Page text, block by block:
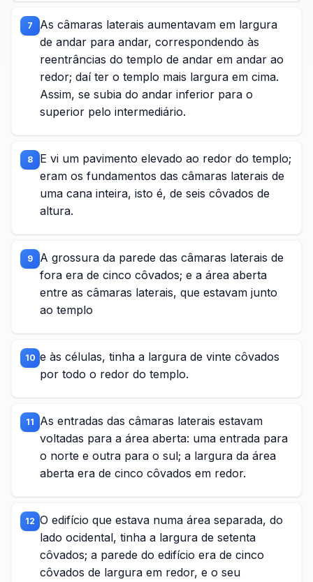
7
As câmaras laterais aumentavam em largura
de andar para andar, correspondendo às
reentrâncias do templo de andar em andar ao
redor; daí ter o templo mais largura em cima.
Assim, se subia do andar inferior para o
superior pelo intermediário.
8
E vi um pavimento elevado ao redor do templo;
eram os fundamentos das câmaras laterais de
uma cana inteira, isto é, de seis côvados de
altura.
9
A grossura da parede das câmaras laterais de
fora era de cinco côvados; e a área aberta
entre as câmaras laterais, que estavam junto
ao templo
10 e às células, tinha a largura de vinte côvados
por todo o redor do templo.
11
As entradas das câmaras laterais estavam
voltadas para a área aberta: uma entrada para
o norte e outra para o sul; a largura da área
aberta era de cinco côvados em redor.
12 O edifício que estava numa área separada, do
lado ocidental, tinha a largura de setenta
côvados; a parede do edifício era de cinco
côvados de largura em redor, e o seu